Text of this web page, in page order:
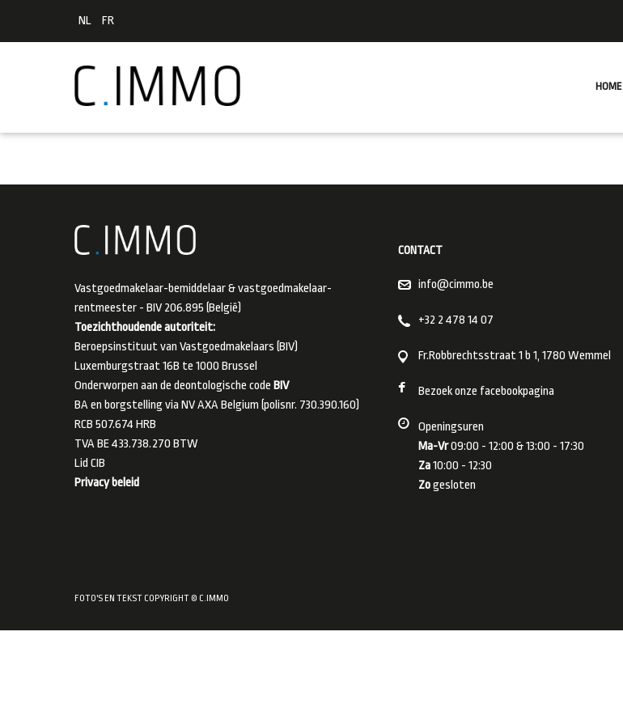
NL FR
HOME
Vastgoedmakelaar-bemiddelaar & vastgoedmakelaar-
rentmeester - BIV 206.895 (België)
Toezichthoudende autoriteit:
Beroepsinstituut van Vastgoedmakelaars (BIV)
Luxemburgstraat 16B te 1000 Brussel
Onderworpen aan de deontologische code BIV
BA en borgstelling via NV AXA Belgium (polisnr. 730.390.160)
RCB 507.674 HRB
TVA BE 433.738.270 BTW
Lid CIB
Privacy beleid
CONTACT
info@cimmo.be
+32 2 478 14 07
Fr.Robbrechtsstraat 1 b 1, 1780 Wemmel
Bezoek onze facebookpagina
Openingsuren
Ma-Vr09:00 - 12:00 & 13:00 - 17:30
Za10:00 - 12:30
Zogesloten
FOTO'S EN TEKST COPYRIGHT © C.IMMO